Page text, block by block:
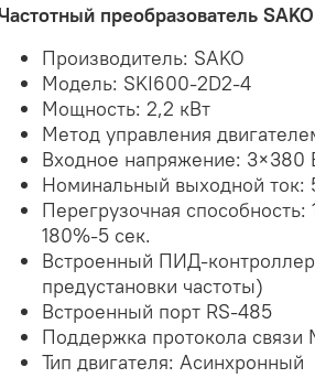
преобразователь
Производитель: SAKO
Модель: SKI600-2D2-4
Мощность: 2,2 кВт
Метод управления
Входное напряжение: 3×380
Номинальный выходной ток:
Перегрузочная способность:
180%-5 сек.
Встроенный ПИД-
предустановки частоты)
Встроенный порт RS-485
Поддержка протокола связи
Тип двигателя: Асинхронный